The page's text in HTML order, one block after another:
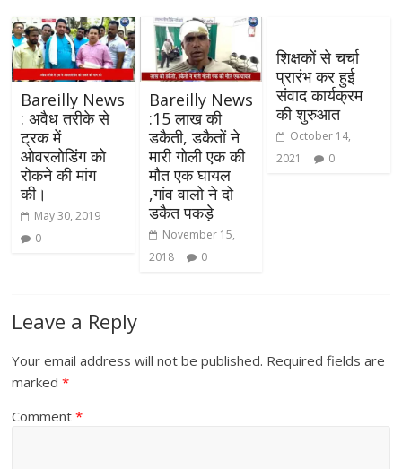
Bareilly News
: अवैध तरीके से
ट्रक में
ओवरलोडिंग को
रोकने की मांग
की।
May 30, 2019
0
Bareilly News
:15 लाख की
डकैती, डकैतों ने
मारी गोली एक की
मौत एक घायल
,गांव वालो ने दो
डकैत पकड़े
November 15,
2018
0
शिक्षकों से चर्चा
प्रारंभ कर हुई
संवाद कार्यक्रम
की शुरुआत
October 14,
2021
0
Leave a Reply
Your email address will not be published. Required fields are
marked*
Comment*